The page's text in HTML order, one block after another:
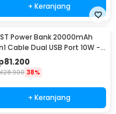
+ Keranjang
Power Bank 20000mAh
Cable Dual USB Port 10W -
81.200
128.900 38%
+ Keranjang